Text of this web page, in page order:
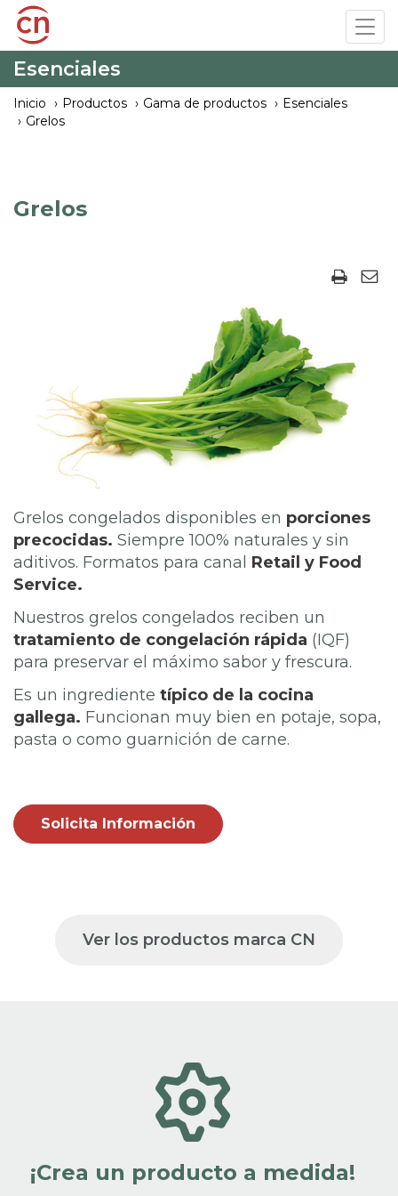
Pasar
contenido
principal
Esenciales
Inicio Productos Gama de productos
Esenciales
Grelos
Grelos
Grelos congelados disponibles en porciones
precocidas. Siempre 100% naturales y sin
aditivos. Formatos para canal Retail y Food
Service.
Nuestros grelos congelados reciben un
tratamiento de congelación rápida (IQF)
para preservar el máximo sabor y frescura.
Es un ingrediente típico de la cocina
gallega. Funcionan muy bien en potaje, sopa,
pasta o como guarnición de carne.
Solicita Información
Ver los productos marca CN
¡Crea un producto a medida!